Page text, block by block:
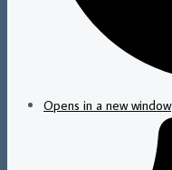
Opens in a new window